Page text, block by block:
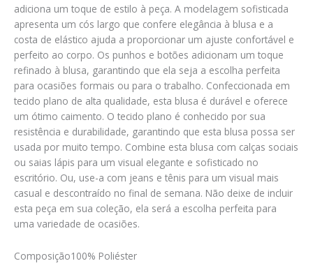
adiciona um toque de estilo à peça. A modelagem sofisticada
apresenta um cós largo que confere elegância à blusa e a
costa de elástico ajuda a proporcionar um ajuste confortável e
perfeito ao corpo. Os punhos e botões adicionam um toque
refinado à blusa, garantindo que ela seja a escolha perfeita
para ocasiões formais ou para o trabalho. Confeccionada em
tecido plano de alta qualidade, esta blusa é durável e oferece
um ótimo caimento. O tecido plano é conhecido por sua
resistência e durabilidade, garantindo que esta blusa possa ser
usada por muito tempo. Combine esta blusa com calças sociais
ou saias lápis para um visual elegante e sofisticado no
escritório. Ou, use-a com jeans e tênis para um visual mais
casual e descontraído no final de semana. Não deixe de incluir
esta peça em sua coleção, ela será a escolha perfeita para
uma variedade de ocasiões.
Composição100% Poliéster